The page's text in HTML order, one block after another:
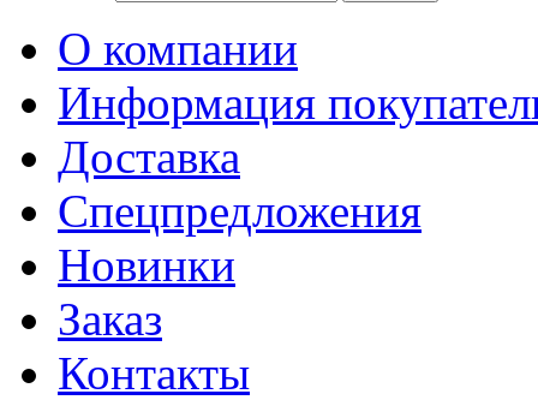
О компании
Информация
Доставка
Спецпредложения
Новинки
Заказ
Контакты